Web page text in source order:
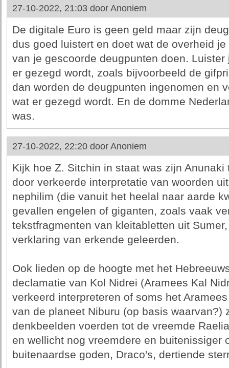
27-10-2022, 21:03 door Anoniem
De digitale Euro is geen geld maar zijn
dus goed luistert en doet wat de overheid
van je gescoorde deugpunten doen.
er gezegd wordt, zoals bijvoorbeeld de
dan worden de deugpunten ingenomen en
wat er gezegd wordt. En de domme
was.
27-10-2022, 22:20 door Anoniem
Kijk hoe Z. Sitchin in staat was zijn
door verkeerde interpretatie van woorden
nephilim (die vanuit het heelal naar aarde
gevallen engelen of giganten, zoals vaak
tekstfragmenten van kleitabletten uit
verklaring van erkende geleerden.
Ook lieden op de hoogte met het
declamatie van Kol Nidrei (Aramees Kal
verkeerd interpreteren of soms het
van de planeet Niburu (op basis waarvan?)
denkbeelden voerden tot de vreemde
en wellicht nog vreemdere en buitenissiger
buitenaardse goden, Draco's, dertiende